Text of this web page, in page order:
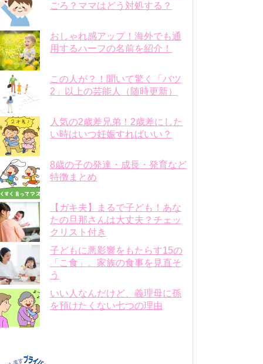
ごろ？ママはどう対処する？
おしゃれ感アップ！海外でも通
用するハーフの名前を紹介！
この人が？！聞いて驚く「バツ
2」以上の芸能人（随時更新）
人気の2歳差兄弟！2歳差にした
い時はいつ妊娠すればいい？
8歳の子の発達・成長・発育など
特徴まとめ
【ガキ夫】まるで子ども！あな
たの旦那さんは大丈夫？チェッ
クリスト付き
子どもに悪影響をもたらす15の
「こ食」。家族の食事を見直そ
う
いい人なんだけど、義理母に孫
を預けたくない七つの理由